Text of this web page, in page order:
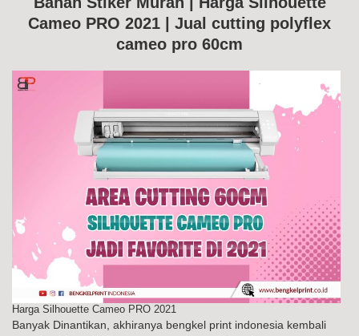
Cameo PRO 2021 | Jual cutting polyflex
cameo pro 60cm
Harga Silhouette Cameo PRO 2021
Banyak Dinantikan, akhiranya bengkel print indonesia kembali